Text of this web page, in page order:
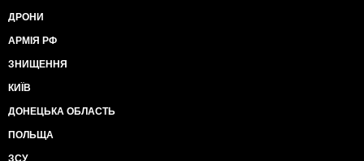
ДРОНИ
АРМІЯ РФ
ЗНИЩЕННЯ
КИЇВ
ДОНЕЦЬКА ОБЛАСТЬ
ПОЛЬЩА
ЗСУ